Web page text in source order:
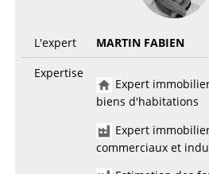
L'expert
MARTIN FABIEN
Expertise
Expert
biens d'habitations
Expert
commerciaux et